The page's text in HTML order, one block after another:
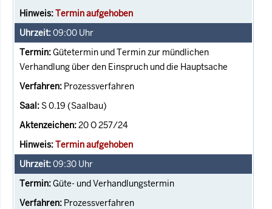
Termin aufgehoben
09:00 Uhr
Gütetermin und Termin zur mündlichen
Verhandlung über den Einspruch und die Hauptsache
Prozessverfahren
S 0.19 (Saalbau)
20 O 257/24
Termin aufgehoben
09:30 Uhr
Güte- und Verhandlungstermin
Prozessverfahren